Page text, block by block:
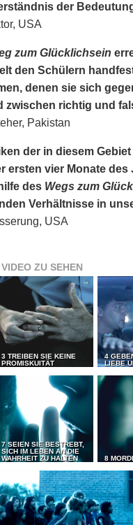
der
USA
zum Glücklichsein
den Schülern
denen sie sich
zwischen richtig und
Pakistan
der in diesem
ersten vier Monate
des Wegs zum
Verhältnisse in
USA
ZU SEHEN
3 TREIBEN SIE KEINE
PROMISKUITÄT
4
LIEBE
7 SEIEN SIE BESTREBT,
SICH IM LEBEN AN DIE
WAHRHEIT ZU HALTEN
8